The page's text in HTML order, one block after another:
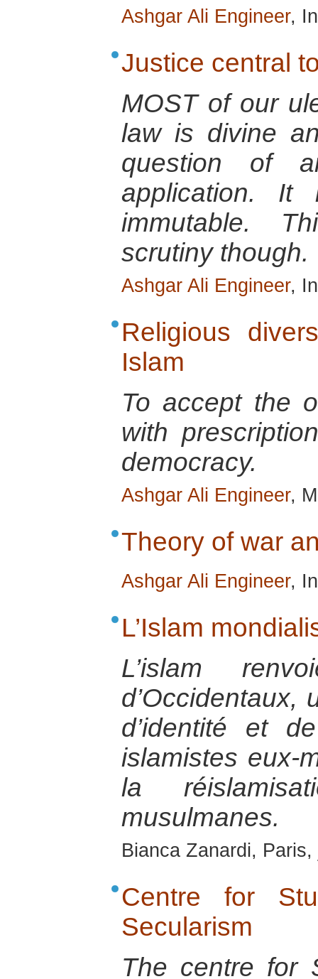
Ashgar Ali Engineer,
Justice central
MOST of our
law is divine
question of
application.
immutable.
scrutiny though.
Ashgar Ali Engineer,
Religious
Islam
To accept the
with
democracy.
Ashgar Ali Engineer,
Theory of war
Ashgar Ali Engineer,
L’Islam
L’islam
d’Occidentaux,
d’identité et
islamistes eux-
la
musulmanes.
Bianca Zanardi,
Centre for
Secularism
The centre for